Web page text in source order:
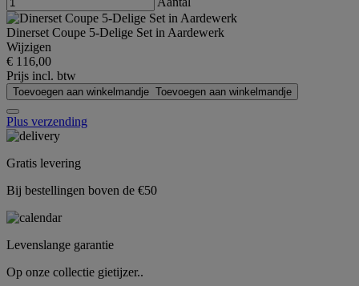
Dinerset Coupe 5-Delige Set in Aardewerk
Wijzigen
€ 116,00
Prijs incl. btw
Toevoegen aan winkelmandje Toevoegen aan winkelmandje
Plus verzending
Gratis levering
Bij bestellingen boven de €50
Levenslange garantie
Op onze collectie gietijzer..